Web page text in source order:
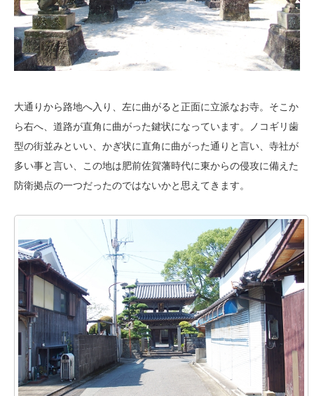
大通りから路地へ入り、左に曲がると正面に立派なお寺。そこか
ら右へ、道路が直角に曲がった鍵状になっています。ノコギリ歯
型の街並みといい、かぎ状に直角に曲がった通りと言い、寺社が
多い事と言い、この地は肥前佐賀藩時代に東からの侵攻に備えた
防衛拠点の一つだったのではないかと思えてきます。